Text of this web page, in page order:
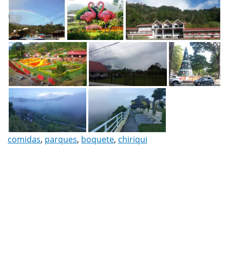
comidas, parques, boquete, chiriqui